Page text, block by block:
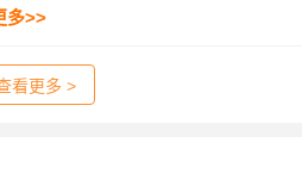
多>>
看更多 >